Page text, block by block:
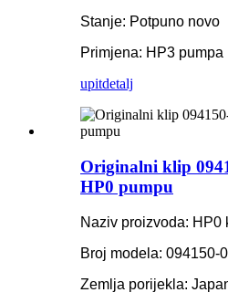
Stanje: Potpuno novo
Primjena: HP3 pumpa
upitdetalj
Originalni klip
HP0 pumpu
Naziv proizvoda: HP0
Broj modela: 094150-
Zemlja porijekla: